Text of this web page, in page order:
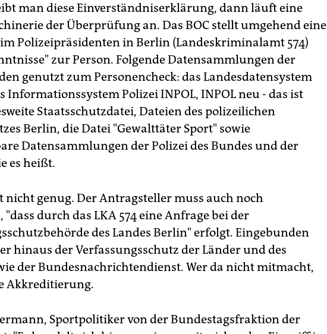
Prüfung des Falles ist die Rechtsabteilung der taz zu dem
gekommen, dass juristische Schritte aussichtslos sind,
es sich um einen privaten Veranstalter handelt, der nur auf
Zivilrechtsweg hätte verklagt werden können. Formal hätte
zwar einen Antrag auf Erlass einer einstweiligen Verfügung
können. Da jedoch im deutschen Recht Vertragsfreiheit
besteht keine Rechtsgrundlage, die den Veranstalter
zwingen könnte, eine Akkreditierung auszustellen. Der private
kann die Bedingungen für die Teilnahme selbst
Lässt man sich auf seine Konditionen nicht ein, kann er
Zutritt verweigern. Juristisch ist das nicht angreifbar - doch
bei Veranstaltungen von großem öffentlichen Interesse ist
fragwürdig, wenn die Zugangsbedingungen derart
man diese Einverständniserklärung, dann läuft eine
der Überprüfung an. Das BOC stellt umgehend eine
Polizeipräsidenten in Berlin (Landeskriminalamt 574)
zur Person. Folgende Datensammlungen der
genutzt zum Personencheck: das Landesdatensystem
Informationssystem Polizei INPOL, INPOL neu - das ist
Staatsschutzdatei, Dateien des polizeilichen
Berlin, die Datei "Gewalttäter Sport" sowie
Datensammlungen der Polizei des Bundes und der
es heißt.
nicht genug. Der Antragsteller muss auch noch
durch das LKA 574 eine Anfrage bei der
des Landes Berlin" erfolgt. Eingebunden
hinaus der Verfassungsschutz der Länder und des
der Bundesnachrichtendienst. Wer da nicht mitmacht,
Akkreditierung.
Sportpolitiker von der Bundestagsfraktion der